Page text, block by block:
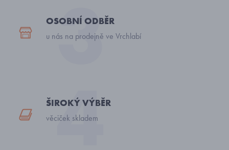
OSOBNÍ ODBĚR
u nás na prodejně ve Vrchlabí
ŠIROKÝ VÝBĚR
věciček skladem